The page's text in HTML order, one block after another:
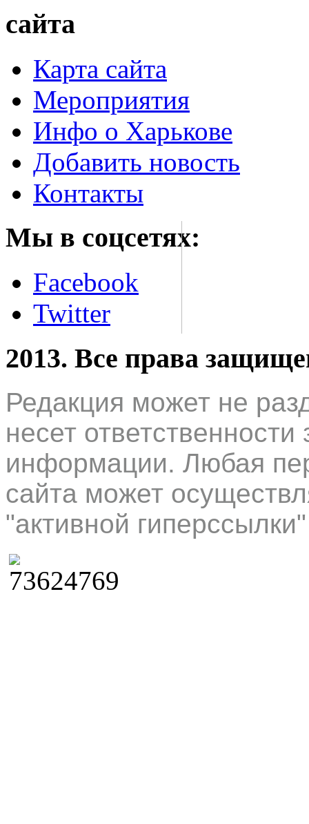
сайта
Карта сайта
Мероприятия
Инфо о Харькове
Добавить новость
Контакты
Мы в соцсетях:
Facebook
Twitter
2013. Все права
Редакция может не
несет
информации. Любая
сайта может
"активной